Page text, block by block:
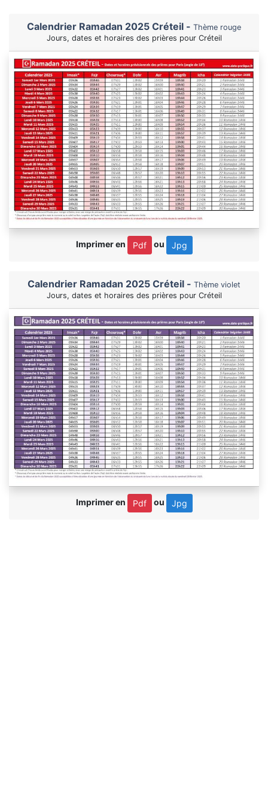
Calendrier Ramadan 2025 Créteil - Thème rouge
Jours, dates et horaires des prières pour Créteil
Imprimer en Pdf ou Jpg
Calendrier Ramadan 2025 Créteil - Thème violet
Jours, dates et horaires des prières pour Créteil
Imprimer en Pdf ou Jpg